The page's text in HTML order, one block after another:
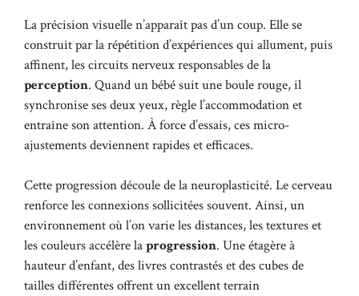
La précision visuelle n’apparaît pas d’un coup. Elle se
construit par la répétition d’expériences qui allument, puis
affinent, les circuits nerveux responsables de la
perception. Quand un bébé suit une boule rouge, il
synchronise ses deux yeux, règle l’accommodation et
entraîne son attention. À force d’essais, ces micro-
ajustements deviennent rapides et efficaces.
Cette progression découle de la neuroplasticité. Le cerveau
renforce les connexions sollicitées souvent. Ainsi, un
environnement où l’on varie les distances, les textures et
les couleurs accélère laprogression. Une étagère à
hauteur d’enfant, des livres contrastés et des cubes de
tailles différentes offrent un excellent terrain